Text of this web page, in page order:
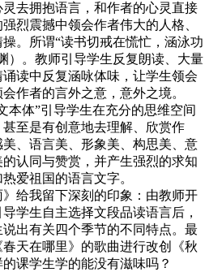
去拥抱语言，和作者的心灵直接
烈震撼中领会作者伟大的人格、
。所谓“读书切戒在慌忙，涵泳功
）。教师引导学生反复朗读、大量
读中反复涵咏体味，让学生领会
作者的言外之意，意外之境。
体”引导学生在充分的思维空间
至是有创意地去理解、欣赏作
、语言美、形象美、构思美、意
认同与赞赏，并产生强烈的求知
爱祖国的语言文字。
我留下深刻的印象：由教师开
学生自主选择文段品读语言后，
出有关四个季节的不同特点。最
天在哪里》的歌曲进行改创《秋
课学生学的能没有滋味吗？